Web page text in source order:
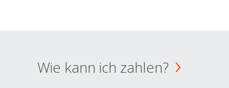
Wie kann ich zahlen?